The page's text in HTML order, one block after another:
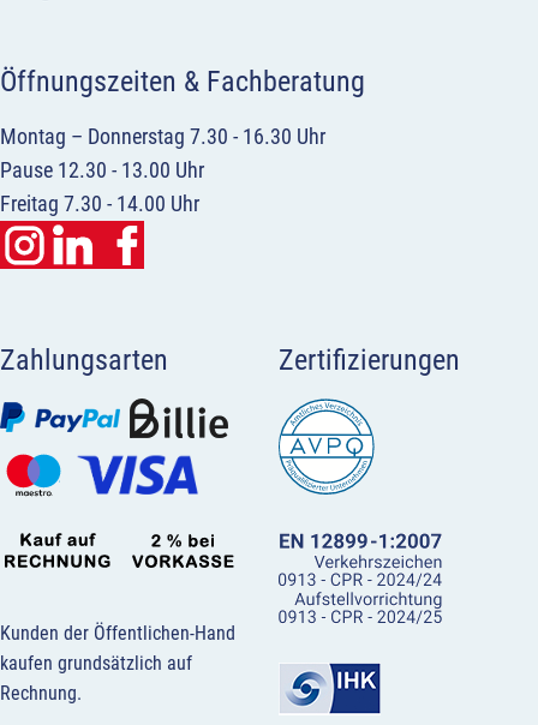
Öffnungszeiten & Fachberatung
Montag – Donnerstag 7.30 - 16.30 Uhr
Pause 12.30 - 13.00 Uhr
Freitag 7.30 - 14.00 Uhr
Zahlungsarten
Kunden der Öffentlichen-Hand
kaufen grundsätzlich auf
Rechnung.
Zertifizierungen